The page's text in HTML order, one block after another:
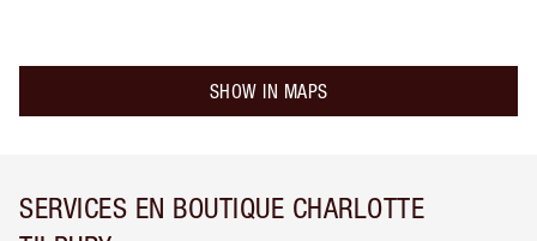
SHOW IN MAPS
SERVICES EN BOUTIQUE CHARLOTTE